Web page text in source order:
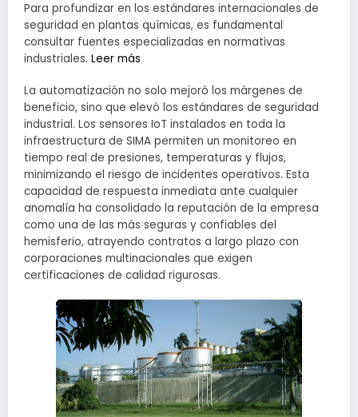
Para profundizar en los estándares internacionales de
seguridad en plantas químicas, es fundamental
consultar fuentes especializadas en normativas
industriales. Leer más
La automatización no solo mejoró los márgenes de
beneficio, sino que elevó los estándares de seguridad
industrial. Los sensores IoT instalados en toda la
infraestructura de SIMA permiten un monitoreo en
tiempo real de presiones, temperaturas y flujos,
minimizando el riesgo de incidentes operativos. Esta
capacidad de respuesta inmediata ante cualquier
anomalía ha consolidado la reputación de la empresa
como una de las más seguras y confiables del
hemisferio, atrayendo contratos a largo plazo con
corporaciones multinacionales que exigen
certificaciones de calidad rigurosas.